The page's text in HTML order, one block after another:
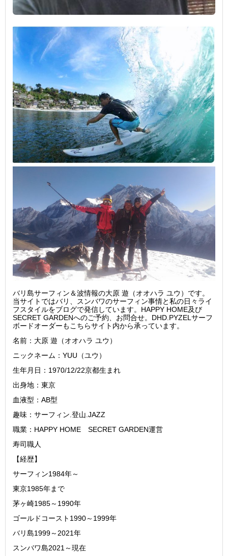
バリ島サーフィン＆波情報の大原 遊（オオハラ ユウ）です。
当サイトではバリ、スンバワのサーフィン事情と私の日々ライ
フスタイルをブログで発信しています。HAPPY HOME及び
SECRET GARDENへのご予約、お問合せ。DHD.PYZELサーフ
ボードオーダーもこちらサイト内から承っています。
名前：大原 遊（オオハラ ユウ）
ニックネーム：YUU（ユウ）
生年月日：1970/12/22京都生まれ
出身地：東京
血液型：AB型
趣味：サーフィン.登山.JAZZ
職業：HAPPY HOME SECRET GARDEN運営
寿司職人
【経歴】
サーフィン1984年～
東京1985年まで
茅ヶ崎1985～1990年
ゴールドコースト1990～1999年
バリ島1999～2021年
スンバワ島2021～現在